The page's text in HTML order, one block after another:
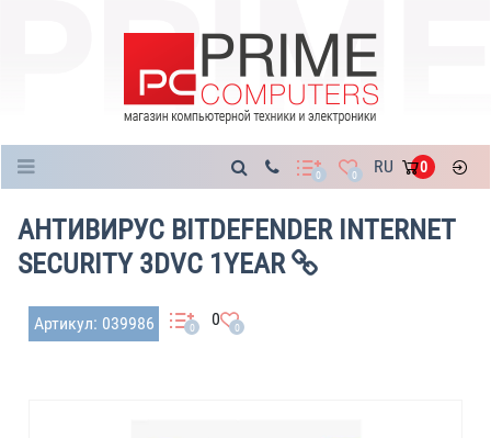
0 0 RU 0
АНТИВИРУС BITDEFENDER INTERNET
SECURITY 3DVC 1YEAR
Артикул: 039986 0 0 0